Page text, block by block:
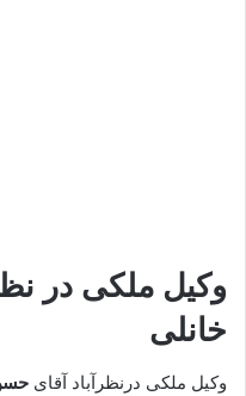
وکیل ملکی در
خانلی
وکیل ملکی درنظرآباد آقای